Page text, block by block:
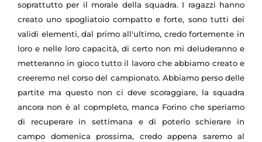
soprattutto per il morale della squadra. I ragazzi hanno
creato uno spogliatoio compatto e forte, sono tutti dei
validi elementi, dal primo all'ultimo, credo fortemente in
loro e nelle loro capacità, di certo non mi deluderanno e
metteranno in gioco tutto il lavoro che abbiamo creato e
creeremo nel corso del campionato. Abbiamo perso delle
partite ma questo non ci deve scoraggiare, la squadra
ancora non è al copmpleto, manca Forino che speriamo
di recuperare in settimana e di poterlo schierare in
campo domenica prossima, credo appena saremo al